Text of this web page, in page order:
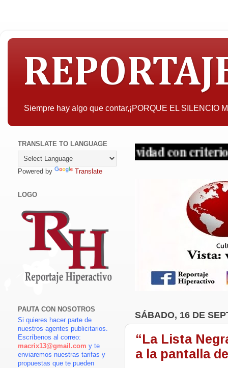
Siempre hay algo que contar,¡PORQUE EL SILENCIO
la objetividad con criterio y sin
SÁBADO, 16 DE
“La Lista
a la pantalla
TRANSLATE TO LANGUAGE
Powered by Translate
LOGO
PAUTA CON NOSOTROS
Si quieres hacer parte de
nuestros agentes publicitarios.
Escríbenos al correo:
macrix13@gmail.com y te
enviaremos nuestras tarifas y
propuestas que te pueden